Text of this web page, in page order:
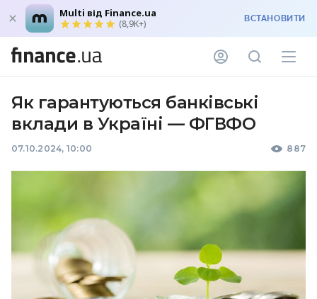
Multi від Finance.ua
(8,9K+) ВСТАНОВИТИ
Як гарантуються банківські
вклади в Україні — ФГВФО
07.10.2024, 10:00 887